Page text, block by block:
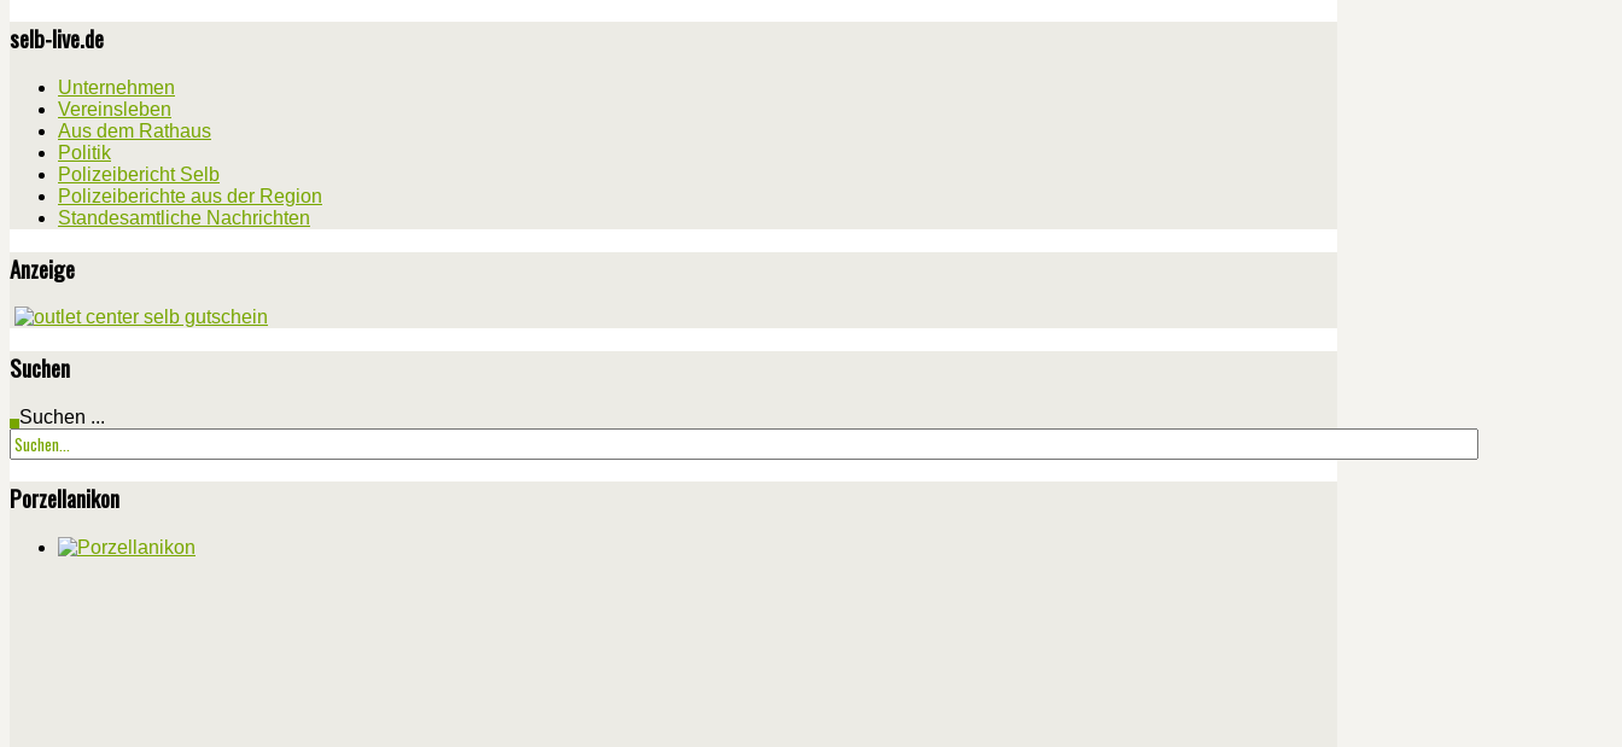
selb-live.de
Unternehmen
Vereinsleben
Aus dem Rathaus
Politik
Polizeibericht Selb
Polizeiberichte aus der Region
Standesamtliche Nachrichten
Anzeige
Suchen
Suchen ...
Porzellanikon